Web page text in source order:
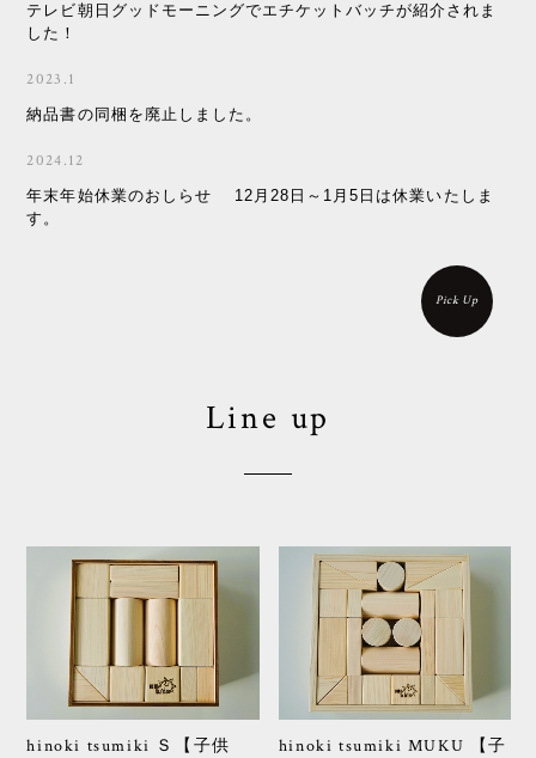
テレビ朝日グッドモーニングでエチケットバッチが紹介されま
した！
2023.1
納品書の同梱を廃止しました。
2024.12
年末年始休業のおしらせ 12月28日～1月5日は休業いたしま
す。
Pick Up
Line up
hinoki tsumiki Ｓ【子供
hinoki tsumiki MUKU 【子